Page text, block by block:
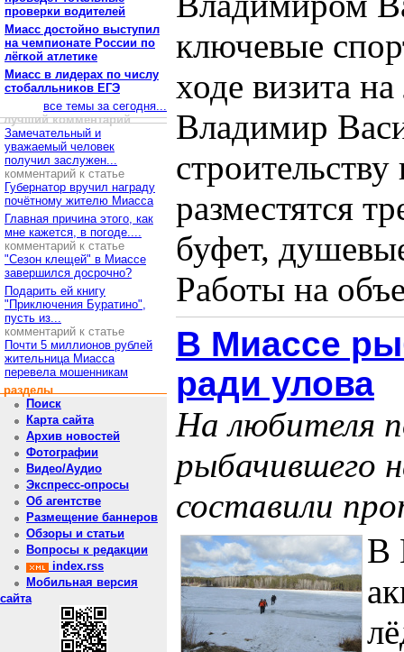
проверки водителей
Миасс достойно выступил
на чемпионате России по
лёгкой атлетике
Миасс в лидерах по числу
стобалльников ЕГЭ
все темы за сегодня...
лучший комментарий
Замечательный и
уважаемый человек
получил заслужен...
комментарий к статье
Губернатор вручил награду
почётному жителю Миасса
Главная причина этого, как
мне кажется, в погоде....
комментарий к статье
"Сезон клещей" в Миассе
завершился досрочно?
Подарить ей книгу
"Приключения Буратино",
пусть из...
комментарий к статье
Почти 5 миллионов рублей
жительница Миасса
перевела мошенникам
разделы
Поиск
Карта сайта
Архив новостей
Фотографии
Видео/Аудио
Экспресс-опросы
Об агентстве
Размещение баннеров
Обзоры и статьи
Вопросы к редакции
index.rss
Мобильная версия
сайта
ключевые
ходе визита
Владимир
разместятся
буфет,
Работы на
В Миассе
ради улова
На любителя
рыбачившего
составили
В